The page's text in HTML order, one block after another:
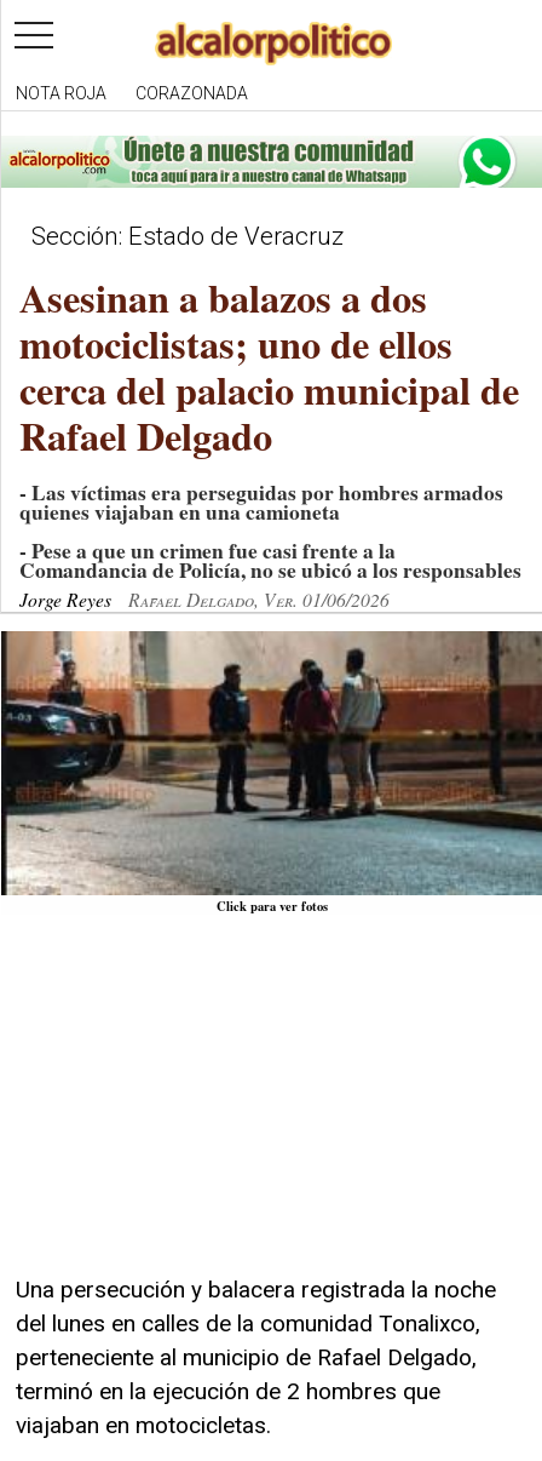
toggle
navigation
NOTA ROJA CORAZONADA
Sección: Estado de Veracruz
Asesinan a balazos a dos
motociclistas; uno de ellos
cerca del palacio municipal de
Rafael Delgado
- Las víctimas era perseguidas por hombres armados
quienes viajaban en una camioneta
- Pese a que un crimen fue casi frente a la
Comandancia de Policía, no se ubicó a los responsables
Jorge Reyes Rafael Delgado, Ver. 01/06/2026
Click para ver fotos
Una persecución y balacera registrada la noche
del lunes en calles de la comunidad Tonalixco,
perteneciente al municipio de Rafael Delgado,
terminó en la ejecución de 2 hombres que
viajaban en motocicletas.